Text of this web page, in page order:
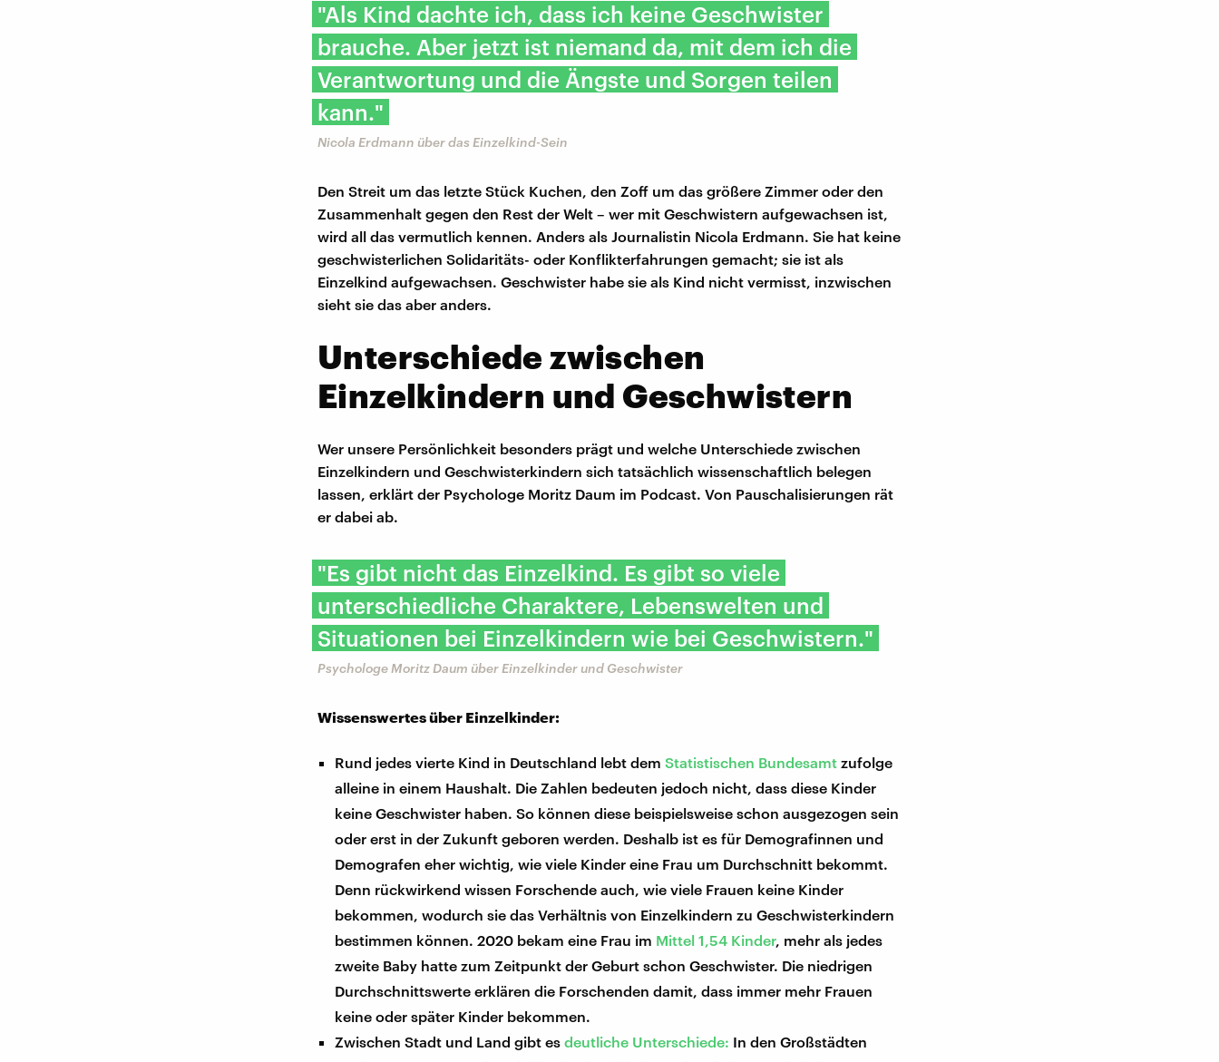
"Als Kind dachte ich, dass ich keine Geschwister
brauche. Aber jetzt ist niemand da, mit dem ich die
Verantwortung und die Ängste und Sorgen teilen
kann."
Nicola Erdmann über das Einzelkind-Sein
Den Streit um das letzte Stück Kuchen, den Zoff um das größere Zimmer oder den
Zusammenhalt gegen den Rest der Welt – wer mit Geschwistern aufgewachsen ist,
wird all das vermutlich kennen. Anders als Journalistin Nicola Erdmann. Sie hat keine
geschwisterlichen Solidaritäts- oder Konflikterfahrungen gemacht; sie ist als
Einzelkind aufgewachsen. Geschwister habe sie als Kind nicht vermisst, inzwischen
sieht sie das aber anders.
Unterschiede zwischen
Einzelkindern und Geschwistern
Wer unsere Persönlichkeit besonders prägt und welche Unterschiede zwischen
Einzelkindern und Geschwisterkindern sich tatsächlich wissenschaftlich belegen
lassen, erklärt der Psychologe Moritz Daum im Podcast. Von Pauschalisierungen rät
er dabei ab.
"Es gibt nicht das Einzelkind. Es gibt so viele
unterschiedliche Charaktere, Lebenswelten und
Situationen bei Einzelkindern wie bei Geschwistern."
Psychologe Moritz Daum über Einzelkinder und Geschwister
Wissenswertes über Einzelkinder:
Rund jedes vierte Kind in Deutschland lebt demStatistischen Bundesamt zufolge
alleine in einem Haushalt. Die Zahlen bedeuten jedoch nicht, dass diese Kinder
keine Geschwister haben. So können diese beispielsweise schon ausgezogen sein
oder erst in der Zukunft geboren werden. Deshalb ist es für Demografinnen und
Demografen eher wichtig, wie viele Kinder eine Frau um Durchschnitt bekommt.
Denn rückwirkend wissen Forschende auch, wie viele Frauen keine Kinder
bekommen, wodurch sie das Verhältnis von Einzelkindern zu Geschwisterkindern
bestimmen können. 2020 bekam eine Frau im Mittel 1,54 Kinder, mehr als jedes
zweite Baby hatte zum Zeitpunkt der Geburt schon Geschwister. Die niedrigen
Durchschnittswerte erklären die Forschenden damit, dass immer mehr Frauen
keine oder später Kinder bekommen.
Zwischen Stadt und Land gibt esdeutliche Unterschiede: In den Großstädten